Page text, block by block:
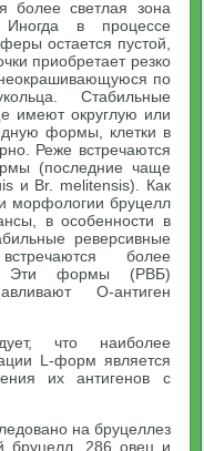
более светлая зона
в процессе
остается пустой,
приобретает резко
по
Стабильные
имеют округлую или
формы, клетки в
Реже встречаются
(последние чаще
и Br. melitensis). Как
морфологии бруцелл
в особенности в
реверсивные
более
Эти формы (РВБ)
О-антиген
что наиболее
L-форм является
их антигенов с
на бруцеллез
бруцелл, 286 овец и